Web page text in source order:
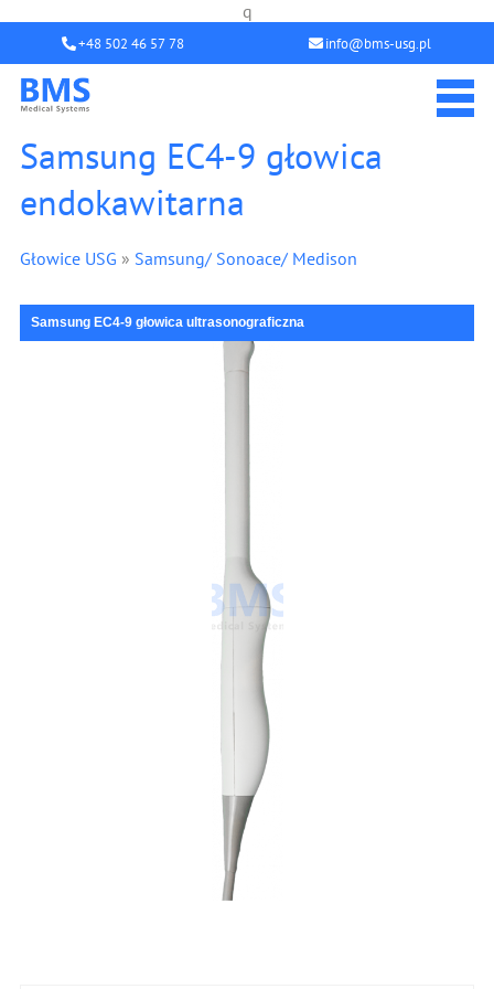
q
+48 502 46 57 78 info@bms-usg.pl
Samsung EC4-9 głowica
endokawitarna
Głowice USG » Samsung/ Sonoace/ Medison
Samsung EC4-9 głowica ultrasonograficzna